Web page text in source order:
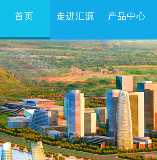
首页 走进汇源
企业文化
公司简介
检测中心
体系认证
产品中心
卫生防
喷
喷
喷
冲洗
喷雾
流体管